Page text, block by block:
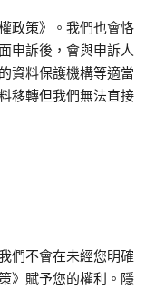
政策》。我們也會恪
申訴後，會與申訴人
資料保護機構等適當
移轉但我們無法直接
們不會在未經您明確
》賦予您的權利。隱